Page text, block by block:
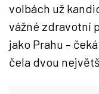
volbách už
vážné zdravotní
jako Prahu –
čela dvou